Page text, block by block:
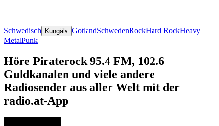
Schwedisch Kungälv GotlandSchwedenRockHard RockHeavy
MetalPunk
Höre Piraterock 95.4 FM, 102.6
Guldkanalen und viele andere
Radiosender aus aller Welt mit der
radio.at-App